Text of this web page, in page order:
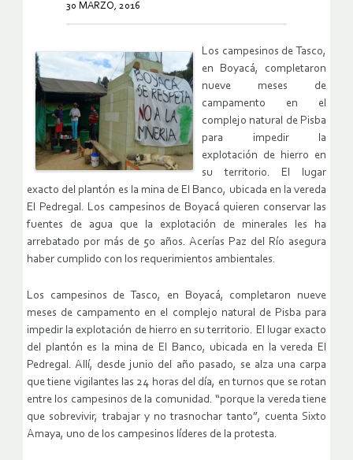
30 MARZO, 2016
Los campesinos de Tasco,
en Boyacá, completaron
nueve meses de
campamento en el
complejo natural de Pisba
para impedir la
explotación de hierro en
su territorio. El lugar
exacto del plantón es la mina de El Banco, ubicada en la vereda
El Pedregal. Los campesinos de Boyacá quieren conservar las
fuentes de agua que la explotación de minerales les ha
arrebatado por más de 50 años. Acerías Paz del Río asegura
haber cumplido con los requerimientos ambientales.
Los campesinos de Tasco, en Boyacá, completaron nueve
meses de campamento en el complejo natural de Pisba para
impedir la explotación de hierro en su territorio. El lugar exacto
del plantón es la mina de El Banco, ubicada en la vereda El
Pedregal. Allí, desde junio del año pasado, se alza una carpa
que tiene vigilantes las 24 horas del día, en turnos que se rotan
entre los campesinos de la comunidad. “porque la vereda tiene
que sobrevivir, trabajar y no trasnochar tanto”, cuenta Sixto
Amaya, uno de los campesinos líderes de la protesta.